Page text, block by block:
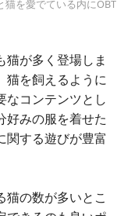
を愛でている内にOBT
が多く登場しま
猫を飼えるように
なコンテンツとし
好みの服を着せた
関する遊びが豊富
猫の数が多いとこ